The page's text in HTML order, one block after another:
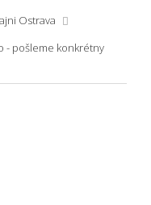
Ostrava
- pošleme konkrétny